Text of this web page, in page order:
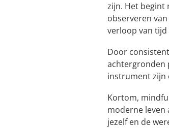
zijn. Het begint
observeren
verloop van tijd
Door
achtergronden
instrument zijn
Kortom,
moderne leven
jezelf en de